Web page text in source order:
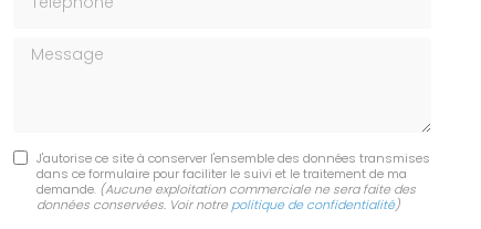
Message
J'autorise ce site à conserver l'ensemble des données transmises
dans ce formulaire pour faciliter le suivi et le traitement de ma
demande. (Aucune exploitation commerciale ne sera faite des
données conservées. Voir notre politique de confidentialité)